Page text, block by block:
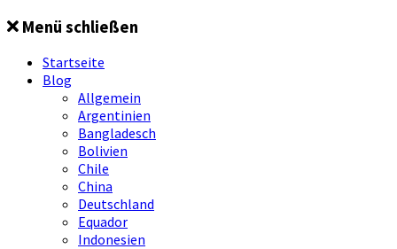
Springe
Inhalt
Menü schließen
Startseite
Blog
Allgemein
Argentinien
Bangladesch
Bolivien
Chile
China
Deutschland
Equador
Indonesien